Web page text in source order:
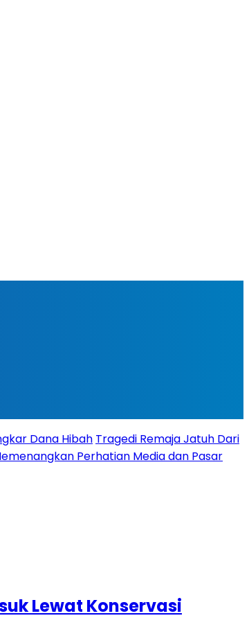
Dana Hibah Tragedi Remaja Jatuh Dari
Perhatian Media dan Pasar
Lewat Konservasi